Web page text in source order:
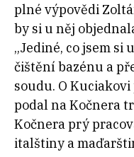
plné výpovědi
by si u něj
„Jediné, co jsem si
čištění bazénu a
soudu. O
podal na Kočnera
Kočnera prý
italštiny a